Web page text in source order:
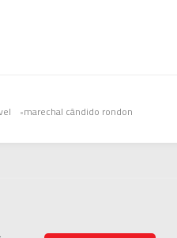
marechal cândido rondon